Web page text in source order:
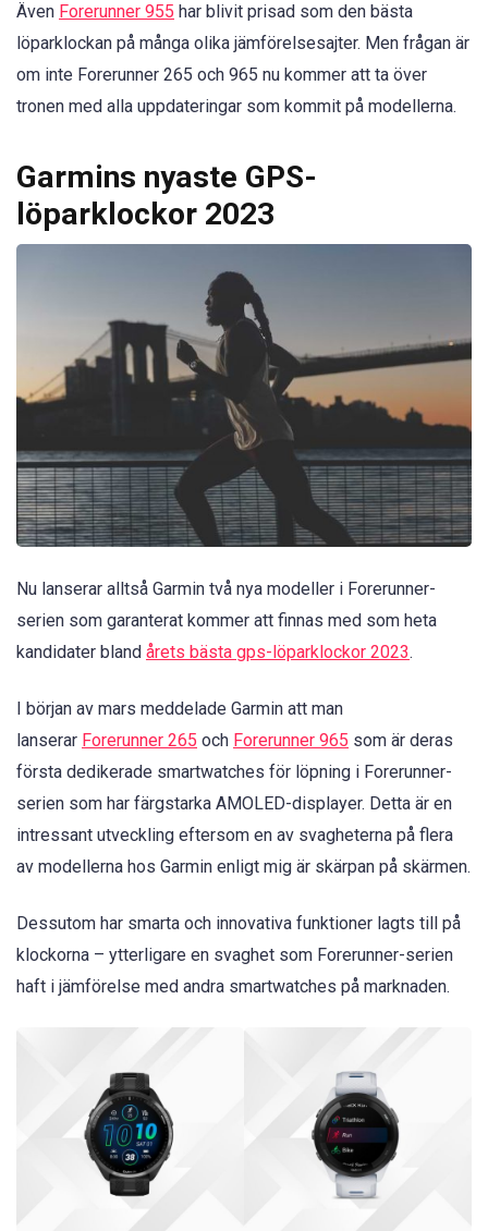
Även Forerunner 955 har blivit prisad som den bästa
löparklockan på många olika jämförelsesajter. Men frågan är
om inte Forerunner 265 och 965 nu kommer att ta över
tronen med alla uppdateringar som kommit på modellerna.
Garmins nyaste GPS-
löparklockor 2023
Nu lanserar alltså Garmin två nya modeller i Forerunner-
serien som garanterat kommer att finnas med som heta
kandidater bland årets bästa gps-löparklockor 2023.
I början av mars meddelade Garmin att man
lanserar Forerunner 265 och Forerunner 965 som är deras
första dedikerade smartwatches för löpning i Forerunner-
serien som har färgstarka AMOLED-displayer. Detta är en
intressant utveckling eftersom en av svagheterna på flera
av modellerna hos Garmin enligt mig är skärpan på skärmen.
Dessutom har smarta och innovativa funktioner lagts till på
klockorna – ytterligare en svaghet som Forerunner-serien
haft i jämförelse med andra smartwatches på marknaden.